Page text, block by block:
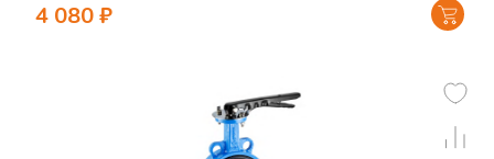
4 080₽